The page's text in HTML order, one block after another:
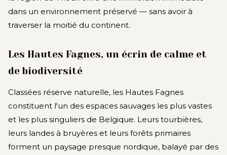
dans un environnement préservé — sans avoir à
traverser la moitié du continent.
Les Hautes Fagnes, un écrin de calme et
de biodiversité
Classées réserve naturelle, les Hautes Fagnes
constituent l'un des espaces sauvages les plus vastes
et les plus singuliers de Belgique. Leurs tourbières,
leurs landes à bruyères et leurs forêts primaires
forment un paysage presque nordique, balayé par des